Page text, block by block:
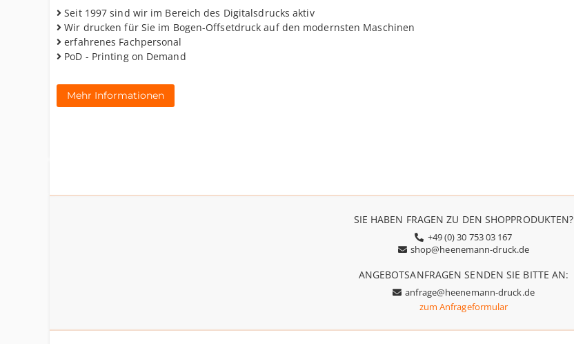
Seit 1997 sind wir im Bereich des Digitalsdrucks aktiv
Wir drucken für Sie im Bogen-Offsetdruck auf den modernsten Maschinen
erfahrenes Fachpersonal
PoD - Printing on Demand
Mehr Informationen
SIE HABEN FRAGEN ZU DEN SHOPPRODUKTEN?
+49 (0) 30 753 03 167
shop@heenemann-druck.de
ANGEBOTSANFRAGEN SENDEN SIE BITTE AN:
anfrage@heenemann-druck.de
zum Anfrageformular